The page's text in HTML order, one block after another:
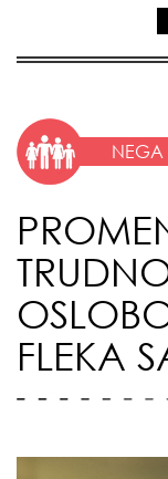
NEGA
FLEKA